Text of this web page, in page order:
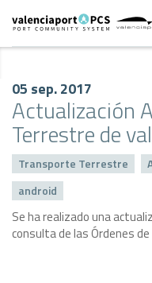
05 sep. 2017
Actualización
Terrestre de
Transporte Terrestre
android
Se ha realizado una
consulta de las Órdenes